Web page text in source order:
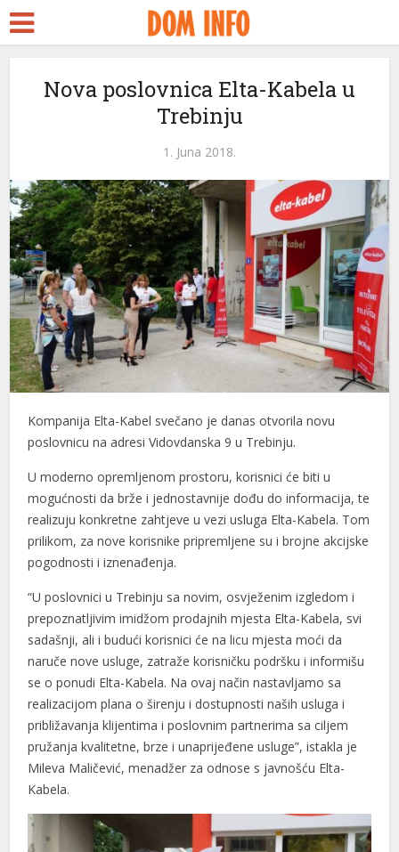
Nova poslovnica Elta-Kabela u
Trebinju
1. Juna 2018.
Kompanija Elta-Kabel svečano je danas otvorila novu
poslovnicu na adresi Vidovdanska 9 u Trebinju.
U moderno opremljenom prostoru, korisnici će biti u
mogućnosti da brže i jednostavnije dođu do informacija, te
realizuju konkretne zahtjeve u vezi usluga Elta-Kabela. Tom
prilikom, za nove korisnike pripremljene su i brojne akcijske
pogodnosti i iznenađenja.
“U poslovnici u Trebinju sa novim, osvježenim izgledom i
prepoznatljivim imidžom prodajnih mjesta Elta-Kabela, svi
sadašnji, ali i budući korisnici će na licu mjesta moći da
naruče nove usluge, zatraže korisničku podršku i informišu
se o ponudi Elta-Kabela. Na ovaj način nastavljamo sa
realizacijom plana o širenju i dostupnosti naših usluga i
približavanja klijentima i poslovnim partnerima sa ciljem
pružanja kvalitetne, brze i unaprijeđene usluge”, istakla je
Mileva Maličević, menadžer za odnose s javnošću Elta-
Kabela.